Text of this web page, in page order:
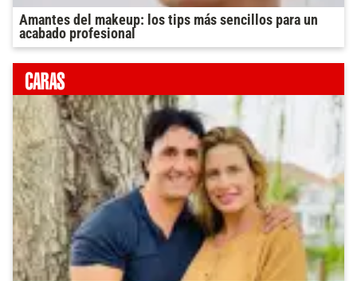
Amantes del makeup: los tips más sencillos para un
acabado profesional